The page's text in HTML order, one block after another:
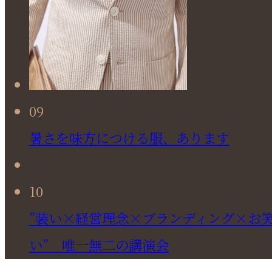
09
暑さを味方につける服、あります
10
”装い×経営理念×ブランディング×お
い” 唯一無二の講演会